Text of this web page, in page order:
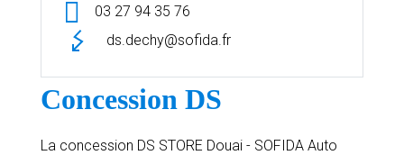
03 27 94 35 76
ds.dechy@sofida.fr
Concession DS
La concession DS STORE Douai - SOFIDA Auto